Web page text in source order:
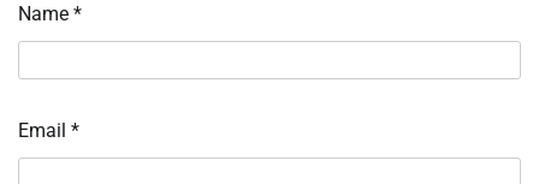
Name *
Email *